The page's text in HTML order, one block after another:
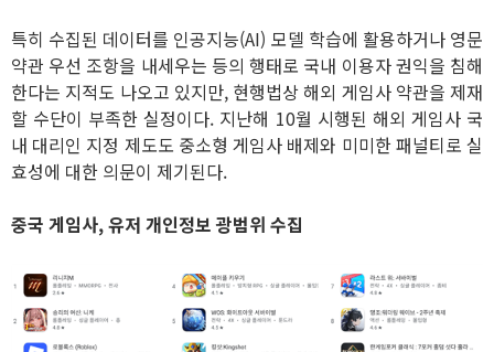
특히 수집된 데이터를 인공지능(AI) 모델 학습에 활용하거나 영문
약관 우선 조항을 내세우는 등의 행태로 국내 이용자 권익을 침해
한다는 지적도 나오고 있지만, 현행법상 해외 게임사 약관을 제재
할 수단이 부족한 실정이다. 지난해 10월 시행된 해외 게임사 국
내 대리인 지정 제도도 중소형 게임사 배제와 미미한 패널티로 실
효성에 대한 의문이 제기된다.
중국 게임사, 유저 개인정보 광범위 수집